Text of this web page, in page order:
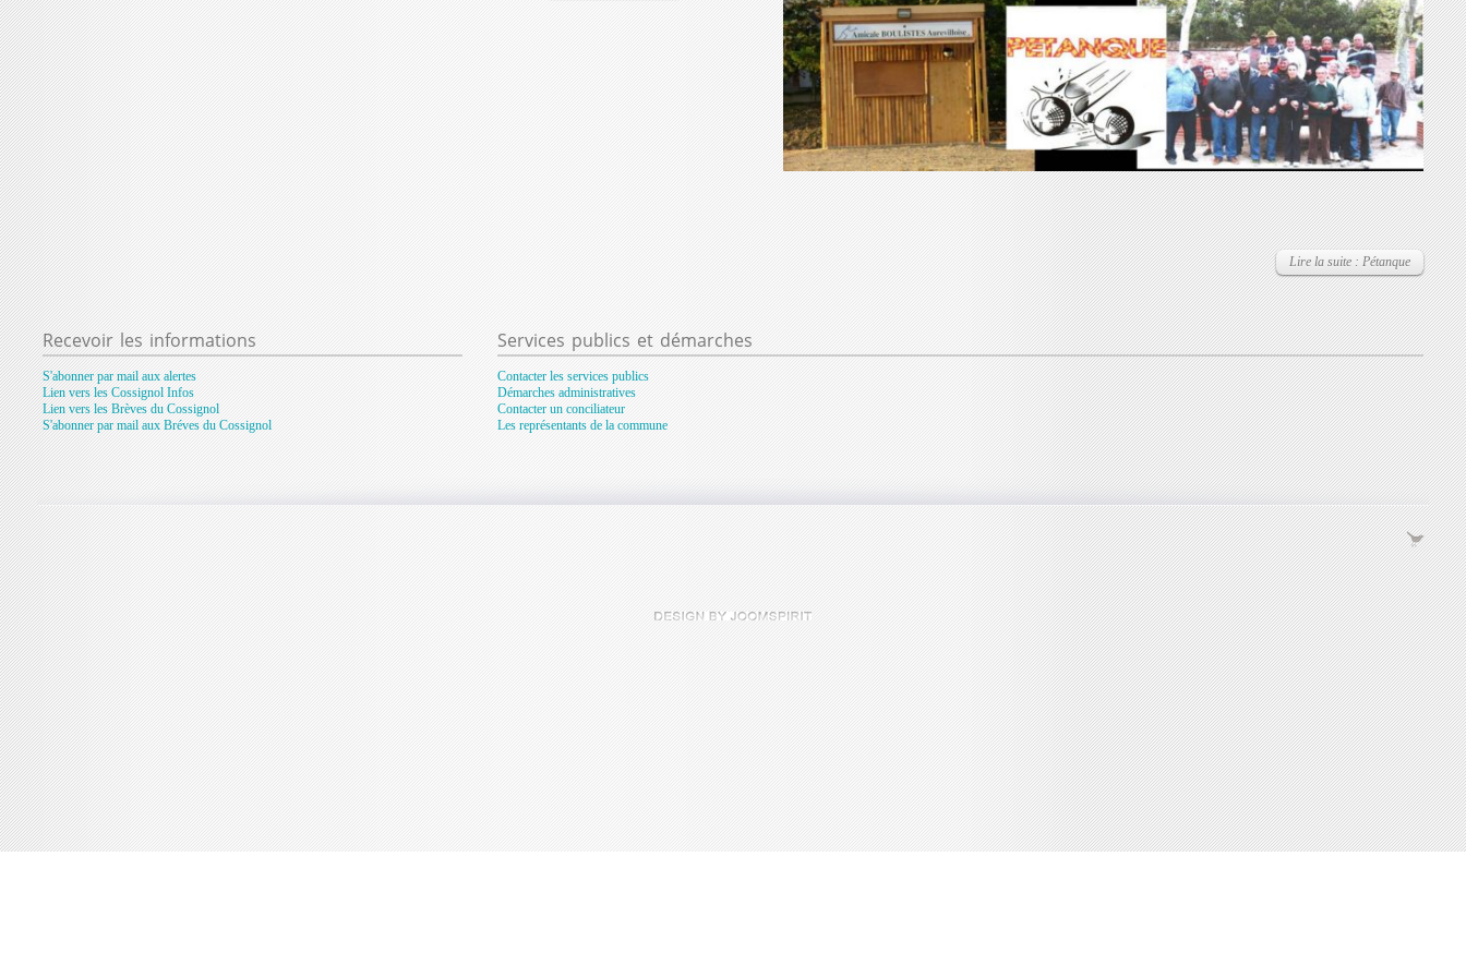
Lire la suite : Pétanque
Recevoirles informations
S'abonner par mail aux alertes
Lien vers les Cossignol Infos
Lien vers les Brèves du Cossignol
S'abonner par mail aux Bréves du Cossignol
Services publics et démarches
Contacter les services publics
Démarches administratives
Contacter un conciliateur
Les représentants de la commune